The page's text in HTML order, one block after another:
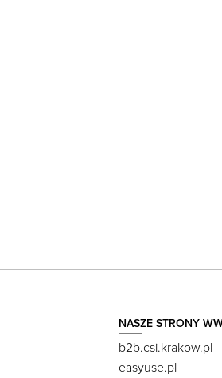
NASZE STRONY
b2b.csi.krakow.pl
easyuse.pl